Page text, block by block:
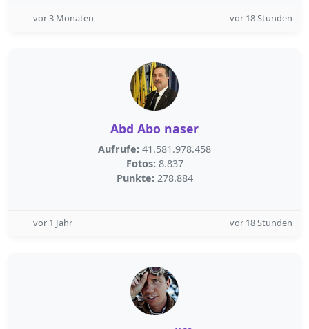
vor 3 Monaten vor 18 Stunden
Abd Abo naser
Aufrufe: 41.581.978.458
Fotos: 8.837
Punkte: 278.884
vor 1 Jahr vor 18 Stunden